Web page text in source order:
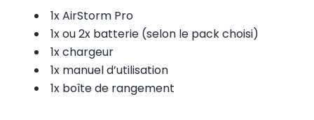
1x AirStorm Pro
1x ou 2x batterie (selon le pack choisi)
1x chargeur
1x manuel d’utilisation
1x boîte de rangement